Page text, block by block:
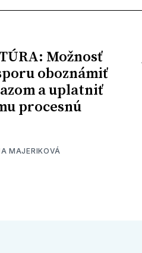
Možnosť
oboznámiť
a uplatniť
procesnú
MAJERIKOVÁ